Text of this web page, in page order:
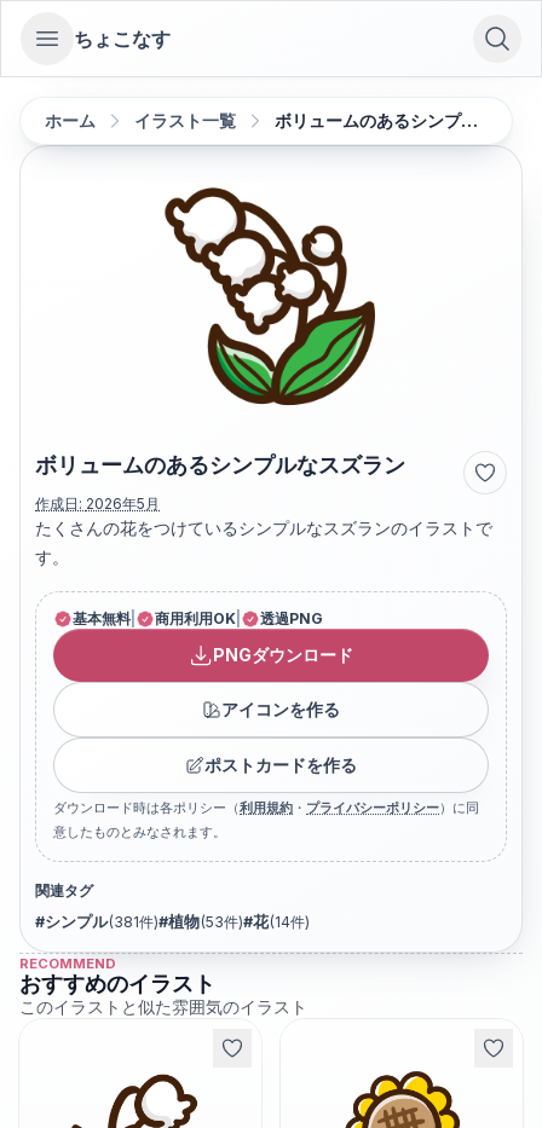
Open sidebar
ちょこなす
ホーム イラスト一覧 ボリュームのあるシンプルなスズラン
ボリュームのあるシンプルなスズラン
作成日: 2026年5月
たくさんの花をつけているシンプルなスズランのイラストで
す。
基本無料 商用利用OK 透過PNG
PNGダウンロード
アイコンを作る
ポストカードを作る
ダウンロード時は各ポリシー（利用規約 ・ プライバシーポリシー）に同
意したものとみなされます。
関連タグ
#シンプル(381件)#植物(53件)#花(14件)
RECOMMEND
おすすめのイラスト
このイラストと似た雰囲気のイラスト